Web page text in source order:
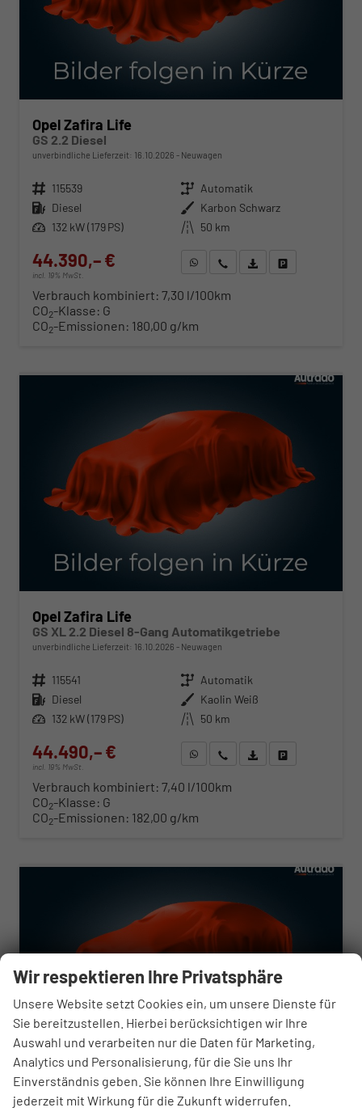
Opel Zafira Life
GS 2.2 Diesel
unverbindliche Lieferzeit: 16.10.2026 Neuwagen
Fahrzeugnr. 115539 Getriebe Automatik
Kraftstoff Diesel Außenfarbe Karbon Schwarz
Leistung 132 kW (179 PS) Kilometerstand 50 km
44.390,– €
incl. 19% MwSt.
WhatsApp anfragen
Wir rufen Sie anFahrzeugexposé (PDF)
Verbrauch kombiniert: 7,30 l/100km
CO2-Klasse: G
CO2-Emissionen: 180,00 g/km
Opel Zafira Life
GS XL 2.2 Diesel 8-Gang Automatikgetriebe
unverbindliche Lieferzeit: 16.10.2026 Neuwagen
Fahrzeugnr. 115541 Getriebe Automatik
Kraftstoff Diesel Außenfarbe Kaolin Weiß
Leistung 132 kW (179 PS) Kilometerstand 50 km
44.490,– €
incl. 19% MwSt.
WhatsApp anfragen
Wir rufen Sie anFahrzeugexposé (PDF)
Verbrauch kombiniert: 7,40 l/100km
CO2-Klasse: G
CO2-Emissionen: 182,00 g/km
Opel Zafira Life
Wir respektieren Ihre Privatsphäre
Unsere Website setzt Cookies ein, um unsere Dienste für
Sie bereitzustellen. Hierbei berücksichtigen wir Ihre
Auswahl und verarbeiten nur die Daten für Marketing,
Analytics und Personalisierung, für die Sie uns Ihr
Einverständnis geben. Sie können Ihre Einwilligung
jederzeit mit Wirkung für die Zukunft widerrufen.